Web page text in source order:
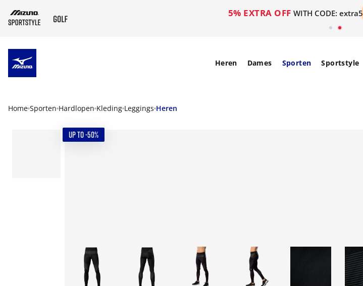
5% EXTRA OFF WITH CODE: extra5
Heren Dames Sporten Sportstyle
Home Sporten Hardlopen Kleding Leggings Heren
UP TO -50%